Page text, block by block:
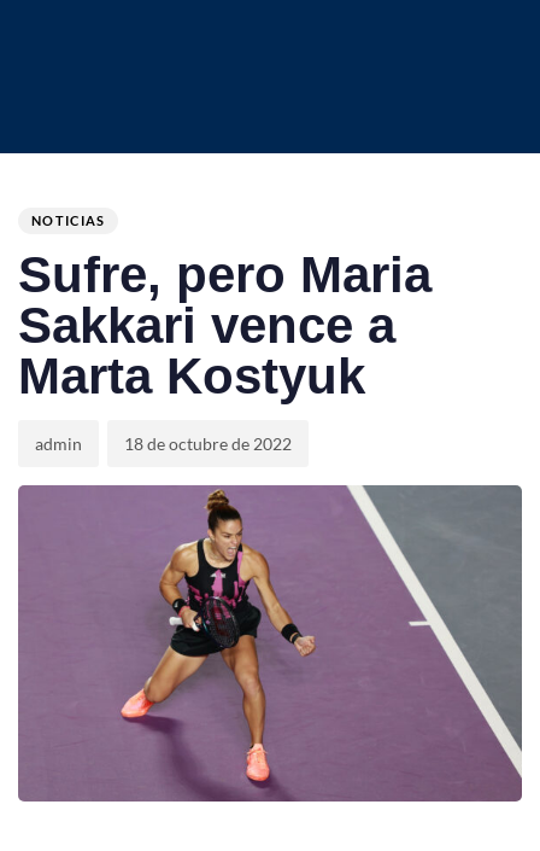
IN:
NOTICIAS
Sufre, pero Maria
Sakkari vence a
Marta Kostyuk
admin 18 de octubre de 2022